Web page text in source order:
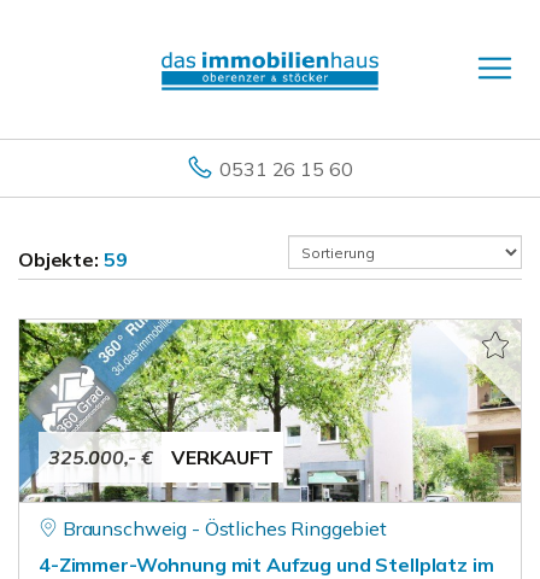
0531 26 15 60
Objekte: 59
325.000,- € VERKAUFT
Braunschweig - Östliches Ringgebiet
4-Zimmer-Wohnung mit Aufzug und Stellplatz im